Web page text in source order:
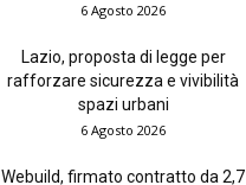
6 Agosto 2026
Lazio, proposta di legge per
rafforzare sicurezza e vivibilità
spazi urbani
6 Agosto 2026
Webuild, firmato contratto da 2,7